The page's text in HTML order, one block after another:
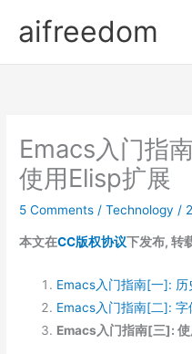
aifreedom
Emacs入门指
使用Elisp扩展
5 Comments /Technology /
本文在CC版权协议下发布, 转
Emacs入门指南[一]: 历
Emacs入门指南[二]:
Emacs入门指南[三]: